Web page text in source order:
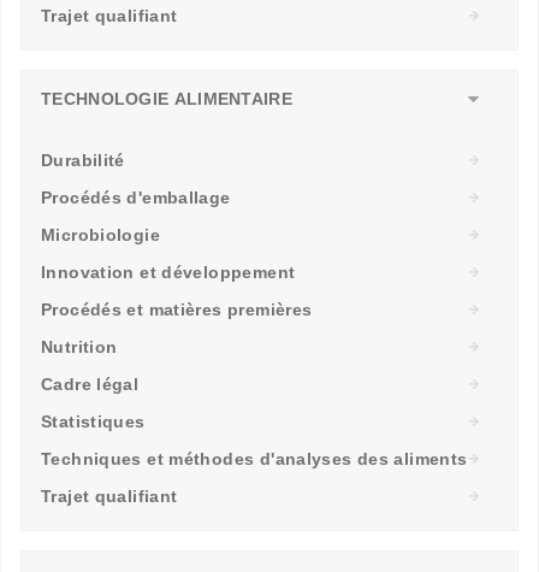
Trajet qualifiant
TECHNOLOGIE ALIMENTAIRE
Durabilité
Procédés d'emballage
Microbiologie
Innovation et développement
Procédés et matières premières
Nutrition
Cadre légal
Statistiques
Techniques et méthodes d'analyses des aliments
Trajet qualifiant